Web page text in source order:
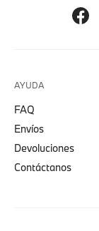
AYUDA
FAQ
Envíos
Devoluciones
Contáctanos